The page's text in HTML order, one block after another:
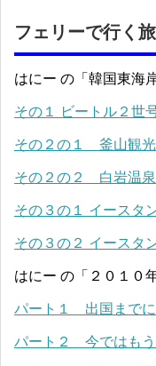
フェリーで行く
はにー の「韓国東海
その１ ビートル２
その２の１ 釜山観
その２の２ 白岩温
その３の１ イース
その３の２ イース
はにー の「２０１０
パート１ 出国まで
パート２ 今ではもう